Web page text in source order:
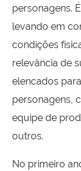
personagens.
levando em
condições
relevância de
elencados
personagens,
equipe de
outros.
No primeiro